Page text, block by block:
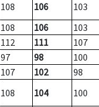
108 106
103
108 106
103
112 111
107
97 98
100
107 102
98
108 104
100